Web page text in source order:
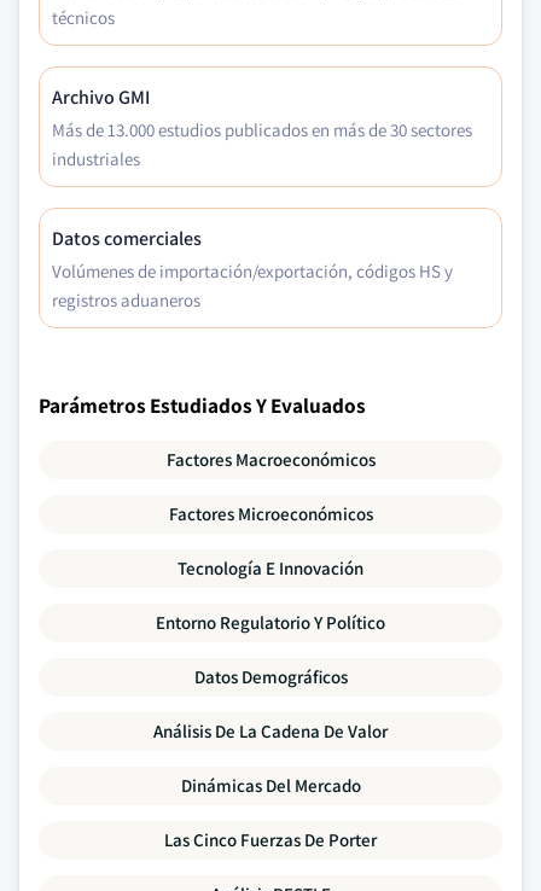
técnicos
Archivo GMI
Más de 13.000 estudios publicados en más de 30 sectores
industriales
Datos comerciales
Volúmenes de importación/exportación, códigos HS y
registros aduaneros
Parámetros Estudiados Y Evaluados
Factores Macroeconómicos
Factores Microeconómicos
Tecnología E Innovación
Entorno Regulatorio Y Político
Datos Demográficos
Análisis De La Cadena De Valor
Dinámicas Del Mercado
Las Cinco Fuerzas De Porter